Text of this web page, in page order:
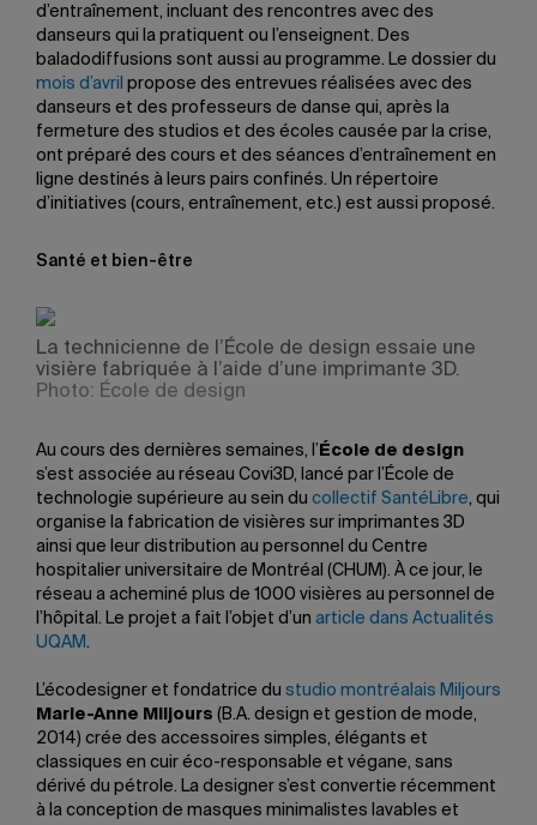
d’entraînement, incluant des rencontres avec des
danseurs qui la pratiquent ou l’enseignent. Des
baladodiffusions sont aussi au programme. Le dossier du
mois d’avril propose des entrevues réalisées avec des
danseurs et des professeurs de danse qui, après la
fermeture des studios et des écoles causée par la crise,
ont préparé des cours et des séances d’entraînement en
ligne destinés à leurs pairs confinés. Un répertoire
d’initiatives (cours, entraînement, etc.) est aussi proposé.
Santé et bien-être
La technicienne de l’École de design essaie une
visière fabriquée à l’aide d’une imprimante 3D.
Photo: École de design
Au cours des dernières semaines, l’ École de design
s’est associée au réseau Covi3D, lancé par l’École de
technologie supérieure au sein du collectif SantéLibre, qui
organise la fabrication de visières sur imprimantes 3D
ainsi que leur distribution au personnel du Centre
hospitalier universitaire de Montréal (CHUM). À ce jour, le
réseau a acheminé plus de 1000 visières au personnel de
l’hôpital. Le projet a fait l’objet d’un article dans Actualités
UQAM.
L’écodesigner et fondatrice du studio montréalais Miljours
Marie-Anne Miljours (B.A. design et gestion de mode,
2014) crée des accessoires simples, élégants et
classiques en cuir éco-responsable et végane, sans
dérivé du pétrole. La designer s’est convertie récemment
à la conception de masques minimalistes lavables et